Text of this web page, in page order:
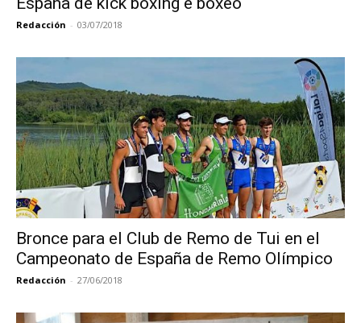
Redacción - 03/07/2018
Bronce para el Club de Remo de Tui en el
Campeonato de España de Remo Olímpico
Redacción - 27/06/2018